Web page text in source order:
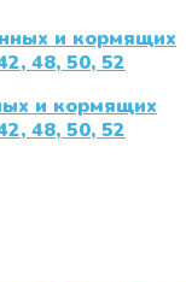
и кормящих
48, 50, 52